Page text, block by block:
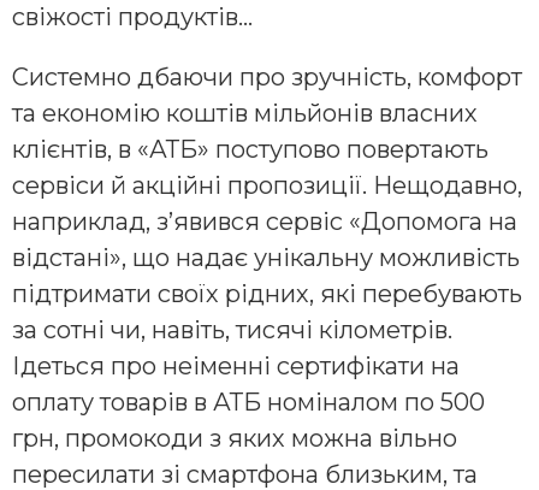
свіжості продуктів…
Системно дбаючи про зручність, комфорт
та економію коштів мільйонів власних
клієнтів, в «АТБ» поступово повертають
сервіси й акційні пропозиції. Нещодавно,
наприклад, з’явився сервіс «Допомога на
відстані», що надає унікальну можливість
підтримати своїх рідних, які перебувають
за сотні чи, навіть, тисячі кілометрів.
Ідеться про неіменні сертифікати на
оплату товарів в АТБ номіналом по 500
грн, промокоди з яких можна вільно
пересилати зі смартфона близьким, та